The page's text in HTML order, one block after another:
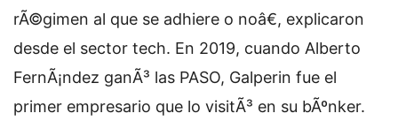
rÃ©gimen al que se adhiere o noâ€, explicaron
desde el sector tech. En 2019, cuando Alberto
FernÃ¡ndez ganÃ³ las PASO, Galperin fue el
primer empresario que lo visitÃ³ en su bÃºnker.